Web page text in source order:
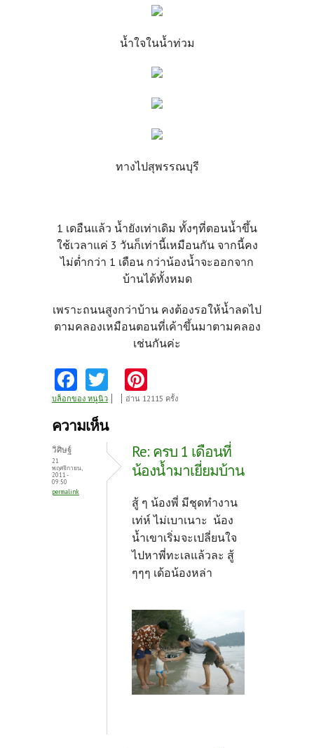
น้ำใจในน้ำท่วม
ทางไปสุพรรณบุรี
1 เดอืนแล้ว น้ำยังเท่าเดิม ทั้งๆที่ตอนน้ำขึ้น
ใช้เวลาแค่ 3 วันก็เท่านี้เหมือนกัน จากนี้คง
ไม่ต่ำกว่า 1 เดือน กว่าน้องน้ำจะออกจาก
บ้านได้ทั้งหมด
เพราะถนนสูงกว่าบ้าน คงต้องรอให้น้ำลดไป
ตามคลองเหมือนตอนที่เค้าขึ้นมาตามคลอง
เช่นกันค่ะ
Fa
ce
b
o
k
w
itt
nt
es
t
บล็อกของ หนูนิว อ่าน 12115 ครั้ง
ความเห็น
วิศิษฐ์
21
พฤศจิกายน,
2011 -
09:50
permalink
Re: ครบ 1 เดือนที่
น้องน้ำมาเยี่ยมบ้าน
สู้ ๆ น้องพี่ มีชุดทำงาน
เท่ห์ ไม่เบาเนาะ น้อง
น้ำเขาเริ่มจะเปลี่ยนใจ
ไปหาพี่ทะเลแล้วละ สู้
ๆๆๆ เด้อน้องหล่า